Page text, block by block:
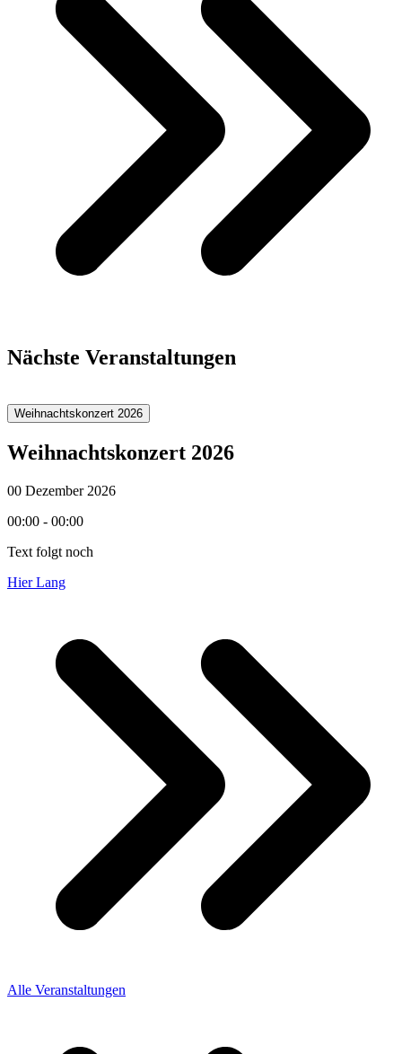
Nächste Veranstaltungen
Weihnachtskonzert 2026
Weihnachtskonzert 2026
00 Dezember 2026
00:00 - 00:00
Text folgt noch
Hier Lang
Alle Veranstaltungen